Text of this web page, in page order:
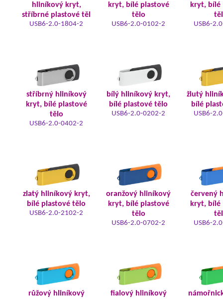
hliníkový kryt,
stříbrné plastové těl
USB6-2.0-1804-2
kryt, bílé plastové
tělo
USB6-2.0-0102-2
kryt, bílé
USB6-
stříbrný hliníkový
kryt, bílé plastové
tělo
USB6-2.0-0402-2
bílý hliníkový kryt,
bílé plastové tělo
USB6-2.0-0202-2
žlutý
bílé
USB6-
zlatý hliníkový kryt,
bílé plastové tělo
USB6-2.0-2102-2
oranžový hliníkový
kryt, bílé plastové
tělo
USB6-2.0-0702-2
červený
kryt, bílé
USB6-
růžový hliníkový
fialový hliníkový